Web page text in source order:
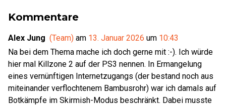
Kommentare
Alex Jung (Team) am 13. Januar 2026 um 10:43
Na bei dem Thema mache ich doch gerne mit :-). Ich würde
hier mal Killzone 2 auf der PS3 nennen. In Ermangelung
eines vernünftigen Internetzugangs (der bestand noch aus
miteinander verflochtenem Bambusrohr) war ich damals auf
Botkämpfe im Skirmish-Modus beschränkt. Dabei musste